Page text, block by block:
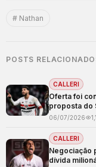
# Nathan
POSTS
CALLERI
Oferta foi
proposta do
06/07/2026
CALLERI
Negociação
dívida